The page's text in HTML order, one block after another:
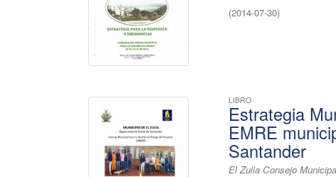
(2014-07-30)
LIBRO
Estrategia
EMRE
Santander
El Zulia Consejo